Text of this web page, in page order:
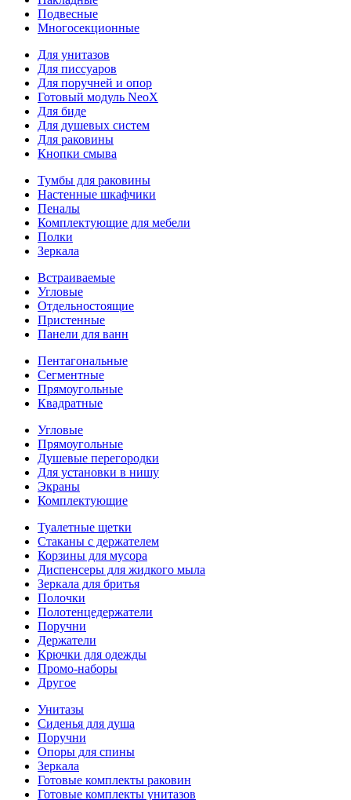
Подвесные
Многосекционные
Для унитазов
Для писсуаров
Для поручней и опор
Готовый модуль NeoX
Для биде
Для душевых систем
Для раковины
Кнопки смыва
Тумбы для раковины
Настенные шкафчики
Пеналы
Комплектующие для мебели
Полки
Зеркала
Встраиваемые
Угловые
Отдельностоящие
Пристенные
Панели для ванн
Пентагональные
Сегментные
Прямоугольные
Квадратные
Угловые
Прямоугольные
Душевые перегородки
Для установки в нишу
Экраны
Комплектующие
Туалетные щетки
Стаканы с держателем
Корзины для мусора
Диспенсеры для жидкого мыла
Зеркала для бритья
Полочки
Полотенцедержатели
Поручни
Держатели
Крючки для одежды
Промо-наборы
Другое
Унитазы
Сиденья для душа
Поручни
Опоры для спины
Зеркала
Готовые комплекты раковин
Готовые комплекты унитазов